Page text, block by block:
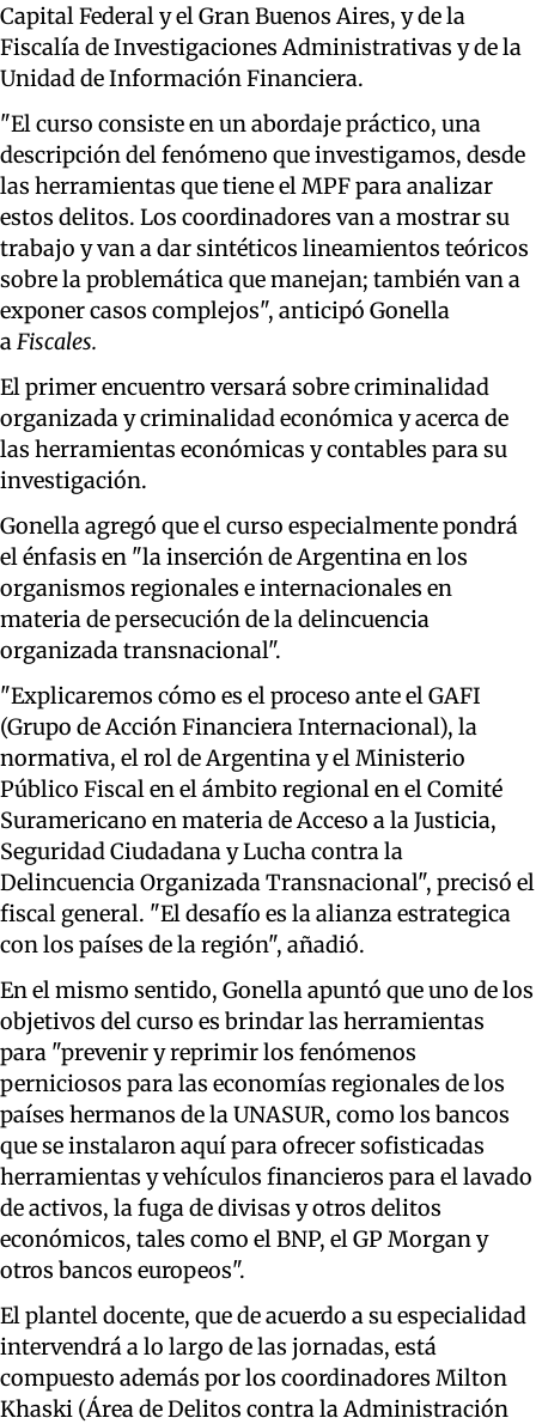
Capital Federal y el Gran Buenos Aires, y de la
Fiscalía de Investigaciones Administrativas y de la
Unidad de Información Financiera.
"El curso consiste en un abordaje práctico, una
descripción del fenómeno que investigamos, desde
las herramientas que tiene el MPF para analizar
estos delitos. Los coordinadores van a mostrar su
trabajo y van a dar sintéticos lineamientos teóricos
sobre la problemática que manejan; también van a
exponer casos complejos", anticipó Gonella
aFiscales.
El primer encuentro versará sobre criminalidad
organizada y criminalidad económica y acerca de
las herramientas económicas y contables para su
investigación.
Gonella agregó que el curso especialmente pondrá
el énfasis en "la inserción de Argentina en los
organismos regionales e internacionales en
materia de persecución de la delincuencia
organizada transnacional".
"Explicaremos cómo es el proceso ante el GAFI
(Grupo de Acción Financiera Internacional), la
normativa, el rol de Argentina y el Ministerio
Público Fiscal en el ámbito regional en el Comité
Suramericano en materia de Acceso a la Justicia,
Seguridad Ciudadana y Lucha contra la
Delincuencia Organizada Transnacional", precisó el
fiscal general. "El desafío es la alianza estrategica
con los países de la región", añadió.
En el mismo sentido, Gonella apuntó que uno de los
objetivos del curso es brindar las herramientas
para "prevenir y reprimir los fenómenos
perniciosos para las economías regionales de los
países hermanos de la UNASUR, como los bancos
que se instalaron aquí para ofrecer sofisticadas
herramientas y vehículos financieros para el lavado
de activos, la fuga de divisas y otros delitos
económicos, tales como el BNP, el GP Morgan y
otros bancos europeos".
El plantel docente, que de acuerdo a su especialidad
intervendrá a lo largo de las jornadas, está
compuesto además por los coordinadores Milton
Khaski (Área de Delitos contra la Administración